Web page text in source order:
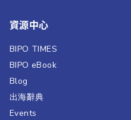
資源中心
BIPO TIMES
BIPO eBook
Blog
出海辭典
Events